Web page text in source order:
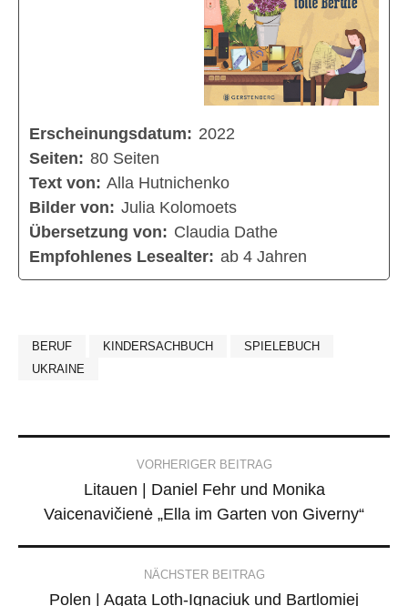
Erscheinungsdatum: 2022
Seiten: 80 Seiten
Text von: Alla Hutnichenko
Bilder von: Julia Kolomoets
Übersetzung von: Claudia Dathe
Empfohlenes Lesealter: ab 4 Jahren
BERUF KINDERSACHBUCH
SPIELEBUCH
UKRAINE
navigation
VORHERIGER BEITRAG
Litauen | Daniel Fehr und Monika
Vaicenavičienė „Ella im Garten von Giverny“
NÄCHSTER BEITRAG
Polen | Agata Loth-Ignaciuk und Bartlomiej